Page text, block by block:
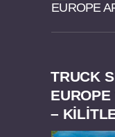
Felix the
EUROPE
TRUCK
–